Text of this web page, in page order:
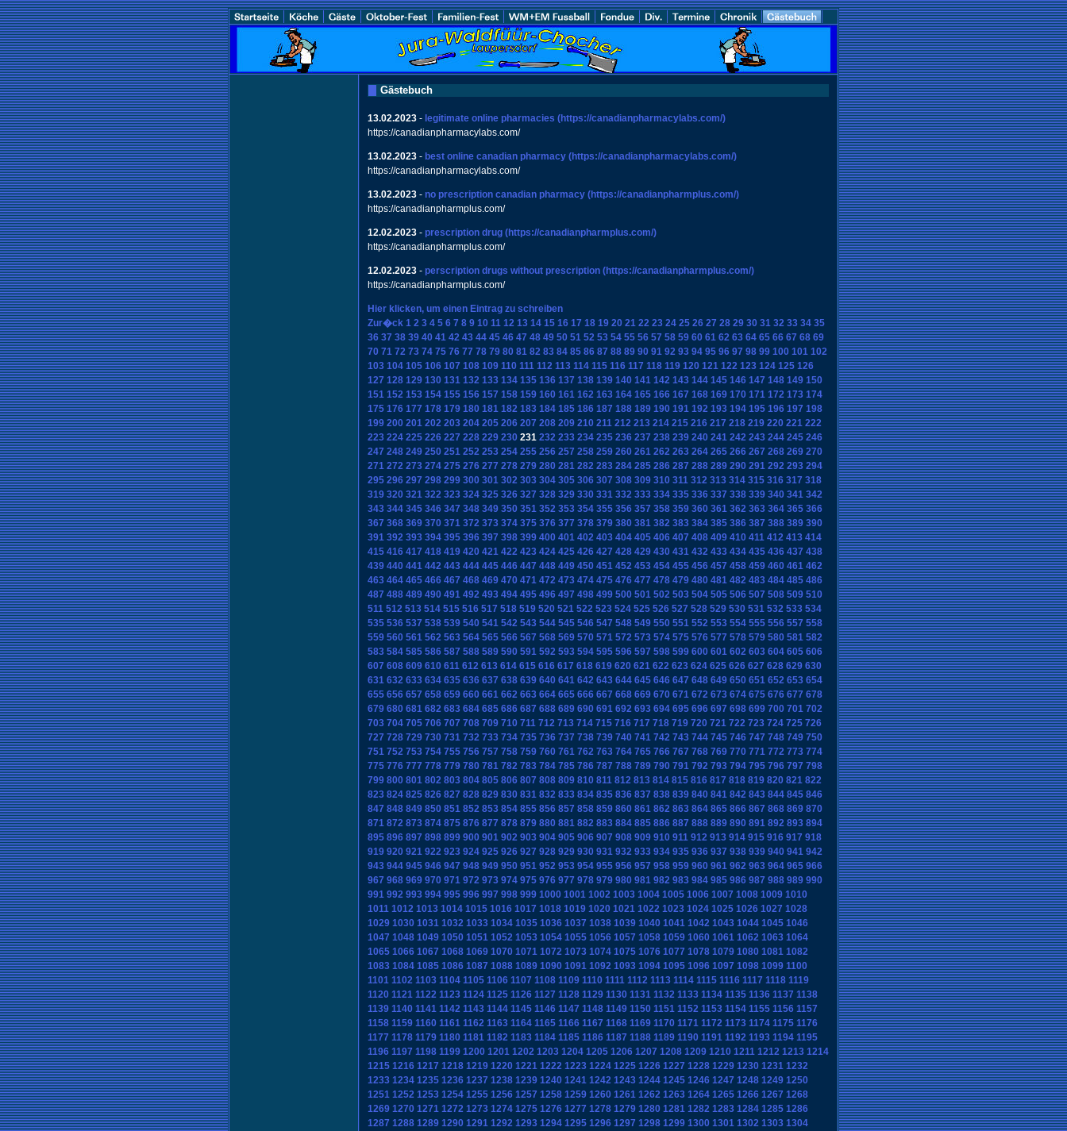
Gästebuch
13.02.2023 - legitimate online pharmacies (https://canadianpharmacylabs.com/)
https://canadianpharmacylabs.com/
13.02.2023 - best online canadian pharmacy (https://canadianpharmacylabs.com/)
https://canadianpharmacylabs.com/
13.02.2023 - no prescription canadian pharmacy (https://canadianpharmplus.com/)
https://canadianpharmplus.com/
12.02.2023 - prescription drug (https://canadianpharmplus.com/)
https://canadianpharmplus.com/
12.02.2023 - perscription drugs without prescription (https://canadianpharmplus.com/)
https://canadianpharmplus.com/
Hier klicken, um einen Eintrag zu schreiben
Zur�ck 1 2 3 4 5 6 7 8 9 10 11 12 13 14 15 16 17 18 19 20 21 22 23 24 25 26 27 28 29 30 31 32 33 34 35
36 37 38 39 40 41 42 43 44 45 46 47 48 49 50 51 52 53 54 55 56 57 58 59 60 61 62 63 64 65 66 67 68 69
70 71 72 73 74 75 76 77 78 79 80 81 82 83 84 85 86 87 88 89 90 91 92 93 94 95 96 97 98 99 100 101 102
103 104 105 106 107 108 109 110 111 112 113 114 115 116 117 118 119 120 121 122 123 124 125 126
127 128 129 130 131 132 133 134 135 136 137 138 139 140 141 142 143 144 145 146 147 148 149 150
151 152 153 154 155 156 157 158 159 160 161 162 163 164 165 166 167 168 169 170 171 172 173 174
175 176 177 178 179 180 181 182 183 184 185 186 187 188 189 190 191 192 193 194 195 196 197 198
199 200 201 202 203 204 205 206 207 208 209 210 211 212 213 214 215 216 217 218 219 220 221 222
223 224 225 226 227 228 229 230 231 232 233 234 235 236 237 238 239 240 241 242 243 244 245 246
247 248 249 250 251 252 253 254 255 256 257 258 259 260 261 262 263 264 265 266 267 268 269 270
271 272 273 274 275 276 277 278 279 280 281 282 283 284 285 286 287 288 289 290 291 292 293 294
295 296 297 298 299 300 301 302 303 304 305 306 307 308 309 310 311 312 313 314 315 316 317 318
319 320 321 322 323 324 325 326 327 328 329 330 331 332 333 334 335 336 337 338 339 340 341 342
343 344 345 346 347 348 349 350 351 352 353 354 355 356 357 358 359 360 361 362 363 364 365 366
367 368 369 370 371 372 373 374 375 376 377 378 379 380 381 382 383 384 385 386 387 388 389 390
391 392 393 394 395 396 397 398 399 400 401 402 403 404 405 406 407 408 409 410 411 412 413 414
415 416 417 418 419 420 421 422 423 424 425 426 427 428 429 430 431 432 433 434 435 436 437 438
439 440 441 442 443 444 445 446 447 448 449 450 451 452 453 454 455 456 457 458 459 460 461 462
463 464 465 466 467 468 469 470 471 472 473 474 475 476 477 478 479 480 481 482 483 484 485 486
487 488 489 490 491 492 493 494 495 496 497 498 499 500 501 502 503 504 505 506 507 508 509 510
511 512 513 514 515 516 517 518 519 520 521 522 523 524 525 526 527 528 529 530 531 532 533 534
535 536 537 538 539 540 541 542 543 544 545 546 547 548 549 550 551 552 553 554 555 556 557 558
559 560 561 562 563 564 565 566 567 568 569 570 571 572 573 574 575 576 577 578 579 580 581 582
583 584 585 586 587 588 589 590 591 592 593 594 595 596 597 598 599 600 601 602 603 604 605 606
607 608 609 610 611 612 613 614 615 616 617 618 619 620 621 622 623 624 625 626 627 628 629 630
631 632 633 634 635 636 637 638 639 640 641 642 643 644 645 646 647 648 649 650 651 652 653 654
655 656 657 658 659 660 661 662 663 664 665 666 667 668 669 670 671 672 673 674 675 676 677 678
679 680 681 682 683 684 685 686 687 688 689 690 691 692 693 694 695 696 697 698 699 700 701 702
703 704 705 706 707 708 709 710 711 712 713 714 715 716 717 718 719 720 721 722 723 724 725 726
727 728 729 730 731 732 733 734 735 736 737 738 739 740 741 742 743 744 745 746 747 748 749 750
751 752 753 754 755 756 757 758 759 760 761 762 763 764 765 766 767 768 769 770 771 772 773 774
775 776 777 778 779 780 781 782 783 784 785 786 787 788 789 790 791 792 793 794 795 796 797 798
799 800 801 802 803 804 805 806 807 808 809 810 811 812 813 814 815 816 817 818 819 820 821 822
823 824 825 826 827 828 829 830 831 832 833 834 835 836 837 838 839 840 841 842 843 844 845 846
847 848 849 850 851 852 853 854 855 856 857 858 859 860 861 862 863 864 865 866 867 868 869 870
871 872 873 874 875 876 877 878 879 880 881 882 883 884 885 886 887 888 889 890 891 892 893 894
895 896 897 898 899 900 901 902 903 904 905 906 907 908 909 910 911 912 913 914 915 916 917 918
919 920 921 922 923 924 925 926 927 928 929 930 931 932 933 934 935 936 937 938 939 940 941 942
943 944 945 946 947 948 949 950 951 952 953 954 955 956 957 958 959 960 961 962 963 964 965 966
967 968 969 970 971 972 973 974 975 976 977 978 979 980 981 982 983 984 985 986 987 988 989 990
991 992 993 994 995 996 997 998 999 1000 1001 1002 1003 1004 1005 1006 1007 1008 1009 1010
1011 1012 1013 1014 1015 1016 1017 1018 1019 1020 1021 1022 1023 1024 1025 1026 1027 1028
1029 1030 1031 1032 1033 1034 1035 1036 1037 1038 1039 1040 1041 1042 1043 1044 1045 1046
1047 1048 1049 1050 1051 1052 1053 1054 1055 1056 1057 1058 1059 1060 1061 1062 1063 1064
1065 1066 1067 1068 1069 1070 1071 1072 1073 1074 1075 1076 1077 1078 1079 1080 1081 1082
1083 1084 1085 1086 1087 1088 1089 1090 1091 1092 1093 1094 1095 1096 1097 1098 1099 1100
1101 1102 1103 1104 1105 1106 1107 1108 1109 1110 1111 1112 1113 1114 1115 1116 1117 1118 1119
1120 1121 1122 1123 1124 1125 1126 1127 1128 1129 1130 1131 1132 1133 1134 1135 1136 1137 1138
1139 1140 1141 1142 1143 1144 1145 1146 1147 1148 1149 1150 1151 1152 1153 1154 1155 1156 1157
1158 1159 1160 1161 1162 1163 1164 1165 1166 1167 1168 1169 1170 1171 1172 1173 1174 1175 1176
1177 1178 1179 1180 1181 1182 1183 1184 1185 1186 1187 1188 1189 1190 1191 1192 1193 1194 1195
1196 1197 1198 1199 1200 1201 1202 1203 1204 1205 1206 1207 1208 1209 1210 1211 1212 1213 1214
1215 1216 1217 1218 1219 1220 1221 1222 1223 1224 1225 1226 1227 1228 1229 1230 1231 1232
1233 1234 1235 1236 1237 1238 1239 1240 1241 1242 1243 1244 1245 1246 1247 1248 1249 1250
1251 1252 1253 1254 1255 1256 1257 1258 1259 1260 1261 1262 1263 1264 1265 1266 1267 1268
1269 1270 1271 1272 1273 1274 1275 1276 1277 1278 1279 1280 1281 1282 1283 1284 1285 1286
1287 1288 1289 1290 1291 1292 1293 1294 1295 1296 1297 1298 1299 1300 1301 1302 1303 1304